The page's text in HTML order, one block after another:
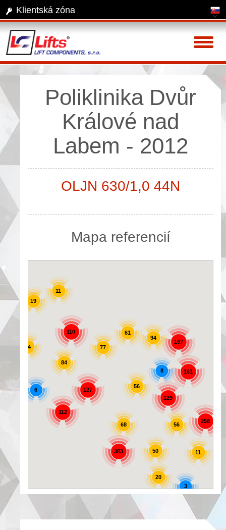
Klientská zóna
Poliklinika Dvůr
Králové nad
Labem - 2012
OLJN 630/1,0 44N
Mapa referencií
167
110
56
127
50
56
383
77
94
61
161
112
258
20
3
11
68
84
11
129
44
19
8
6